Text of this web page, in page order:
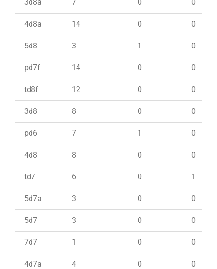
3d8a 7 0 0
4d8a 14 0 0
5d8 3 1 0
pd7f 14 0 0
td8f 12 0 0
3d8 8 0 0
pd6 7 1 0
4d8 8 0 0
td7 6 0 1
5d7a 3 0 0
5d7 3 0 0
7d7 1 0 0
4d7a 4 0 0